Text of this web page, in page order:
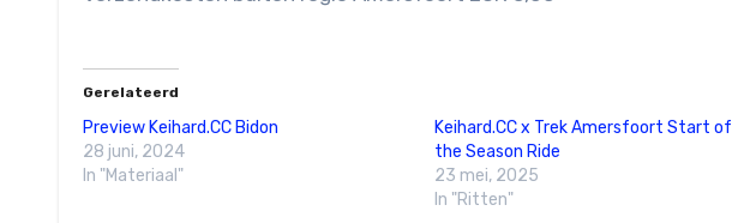
Gerelateerd
Preview Keihard.CC Bidon
28 juni, 2024
In "Materiaal"
Keihard.CC x Trek Amersfoort Start of
the Season Ride
23 mei, 2025
In "Ritten"